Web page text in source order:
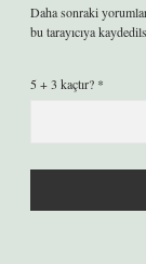
Daha sonraki
bu tarayıcıya
5 + 3 kaçtır? *